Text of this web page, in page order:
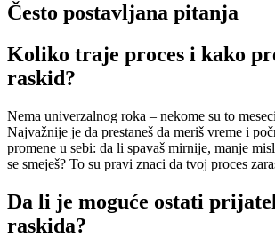
Često postavljana pitanja
Koliko traje proces i kako
raskid?
Nema univerzalnog roka – nekome su to
Najvažnije je da prestaneš da meriš vreme i
promene u sebi: da li spavaš mirnije, manje
se smeješ? To su pravi znaci da tvoj proces
Da li je moguće ostati
raskida?